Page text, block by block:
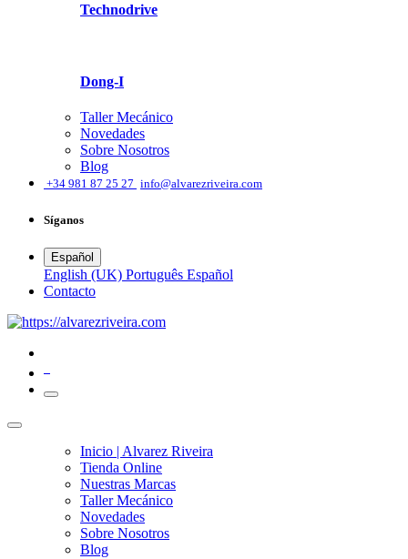
Technodrive
Dong-I
Taller Mecánico
Novedades
Sobre Nosotros
Blog
+34 981 87 25 27 info@alvarezriveira.com
Síganos
Español
English (UK) Português Español
​Contacto
Inicio | Alvarez Riveira
Tienda Online
Nuestras Marcas
Taller Mecánico
Novedades
Sobre Nosotros
Blog